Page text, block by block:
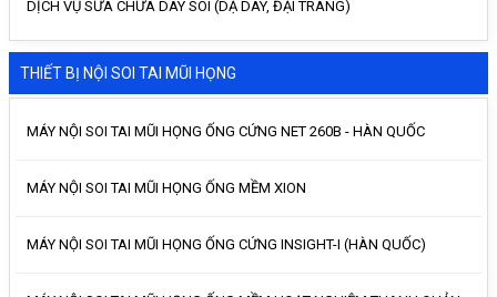
DỊCH VỤ SỬA CHỮA DÂY SOI (DẠ DÀY, ĐẠI TRÀNG)
THIẾT BỊ NỘI SOI TAI MŨI HỌNG
MÁY NỘI SOI TAI MŨI HỌNG ỐNG CỨNG NET 260B - HÀN QUỐC
MÁY NỘI SOI TAI MŨI HỌNG ỐNG MỀM XION
MÁY NỘI SOI TAI MŨI HỌNG ỐNG CỨNG INSIGHT-I (HÀN QUỐC)